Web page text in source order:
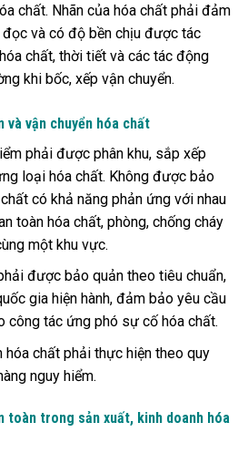
chất. Nhãn của hóa chất phải đảm
đọc và có độ bền chịu được tác
chất, thời tiết và các tác động
khi bốc, xếp vận chuyển.
và vận chuyển hóa chất
phải được phân khu, sắp xếp
loại hóa chất. Không được bảo
có khả năng phản ứng với nhau
toàn hóa chất, phòng, chống cháy
một khu vực.
được bảo quản theo tiêu chuẩn,
gia hiện hành, đảm bảo yêu cầu
công tác ứng phó sự cố hóa chất.
hóa chất phải thực hiện theo quy
nguy hiểm.
toàn trong sản xuất, kinh doanh hóa